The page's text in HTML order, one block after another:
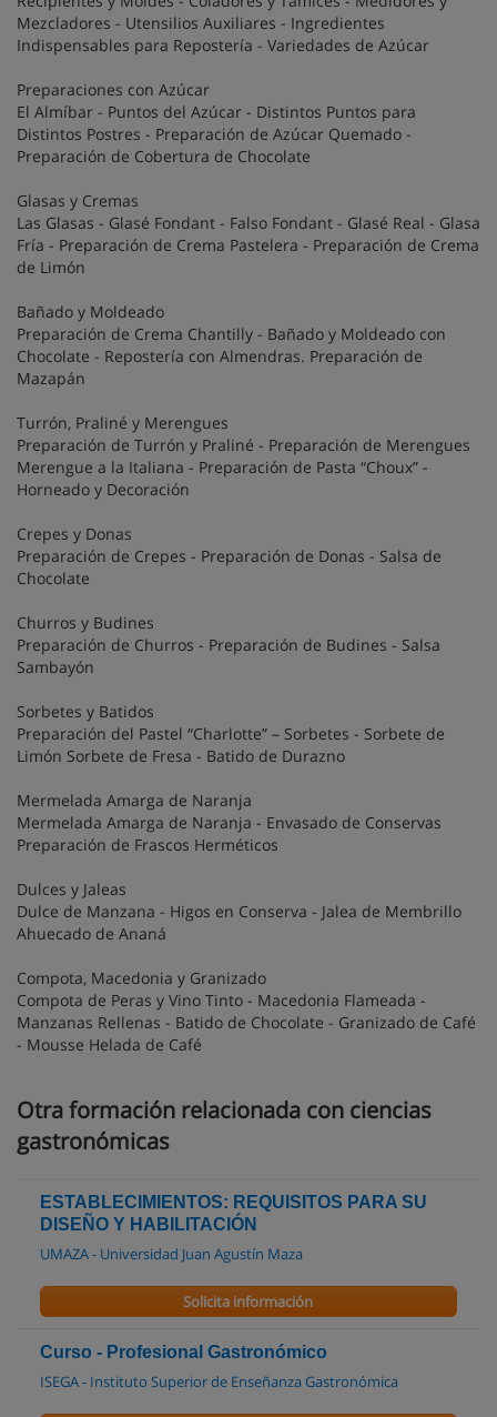
Mezcladores - Utensilios Auxiliares - Ingredientes
Indispensables para Repostería - Variedades de Azúcar
Preparaciones con Azúcar
El Almíbar - Puntos del Azúcar - Distintos Puntos para
Distintos Postres - Preparación de Azúcar Quemado -
Preparación de Cobertura de Chocolate
Glasas y Cremas
Las Glasas - Glasé Fondant - Falso Fondant - Glasé Real - Glasa
Fría - Preparación de Crema Pastelera - Preparación de Crema
de Limón
Bañado y Moldeado
Preparación de Crema Chantilly - Bañado y Moldeado con
Chocolate - Repostería con Almendras. Preparación de
Mazapán
Turrón, Praliné y Merengues
Preparación de Turrón y Praliné - Preparación de Merengues
Merengue a la Italiana - Preparación de Pasta “Choux” -
Horneado y Decoración
Crepes y Donas
Preparación de Crepes - Preparación de Donas - Salsa de
Chocolate
Churros y Budines
Preparación de Churros - Preparación de Budines - Salsa
Sambayón
Sorbetes y Batidos
Preparación del Pastel “Charlotte” – Sorbetes - Sorbete de
Limón Sorbete de Fresa - Batido de Durazno
Mermelada Amarga de Naranja
Mermelada Amarga de Naranja - Envasado de Conservas
Preparación de Frascos Herméticos
Dulces y Jaleas
Dulce de Manzana - Higos en Conserva - Jalea de Membrillo
Ahuecado de Ananá
Compota, Macedonia y Granizado
Compota de Peras y Vino Tinto - Macedonia Flameada -
Manzanas Rellenas - Batido de Chocolate - Granizado de Café
- Mousse Helada de Café
Otra formación relacionada con ciencias
gastronómicas
ESTABLECIMIENTOS: REQUISITOS PARA SU
DISEÑO Y HABILITACIÓN
UMAZA - Universidad Juan Agustín Maza
Solicita información
Curso - Profesional Gastronómico
ISEGA - Instituto Superior de Enseñanza Gastronómica